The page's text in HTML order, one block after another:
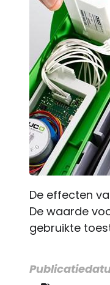
De effecten
De waarde
gebruikte